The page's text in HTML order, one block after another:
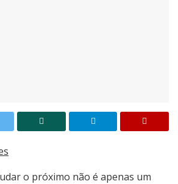
o próximo não é apenas um